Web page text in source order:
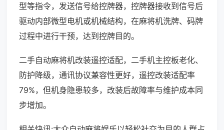
型等指令，发送信号给控牌器，控牌器接收到信号后
驱动内部微型电机或机械结构，在麻将机洗牌、码牌
过程中进行干预，达到控牌目的。
二手自动麻将机改装遥控适配，二手机主控板老化、
防护降级，通讯协议兼容性更好，遥控改装适配率
79%，但机身隐患较多，改装后故障率与维护成本同
步增加。